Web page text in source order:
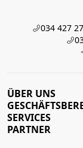
034 427
ÜBER UNS
SERVICES
PARTNER